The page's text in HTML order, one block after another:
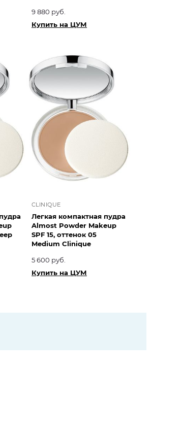
9 880 руб.
Купить на ЦУМ
CLINIQUE
Легкая компактная пудра
Almost Powder Makeup
SPF 15, оттенок 05
Medium Clinique
5 600 руб.
Купить на ЦУМ